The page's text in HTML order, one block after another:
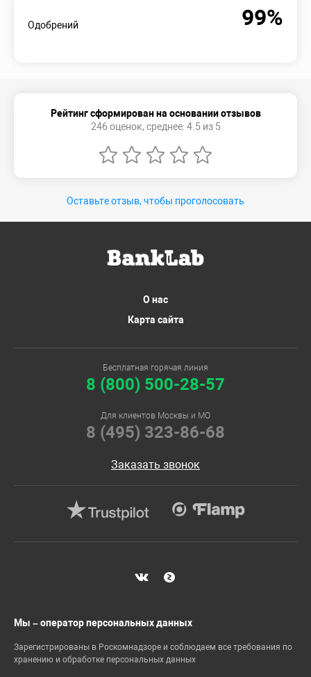
Одобрений 99%
Рейтинг сформирован на основании отзывов
246 оценок, среднее: 4.5 из 5
Оставьте отзыв, чтобы проголосовать
О нас
Карта сайта
Бесплатная горячая линия
8 (800) 500-28-57
Для клиентов Москвы и МО
8 (495) 323-86-68
Заказать звонок
Мы – оператор персональных данных
Зарегистрированы в Роскомнадзоре и соблюдаем все требования по
хранению и обработке персональных данных